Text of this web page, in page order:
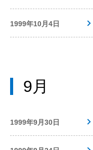
1999年10月4日
9月
1999年9月30日